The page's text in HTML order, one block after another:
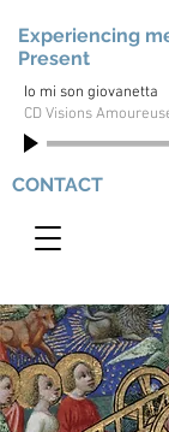
Experiencing
Present
Io mi son giovanetta
CD Visions
CONTACT